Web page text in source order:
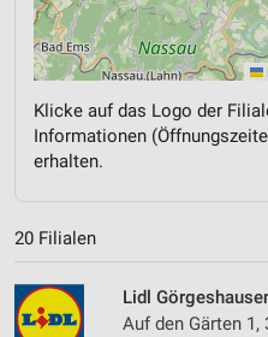
Klicke auf das Logo der
Informationen
erhalten.
20 Filialen
Lidl
Auf den Gärten 1,